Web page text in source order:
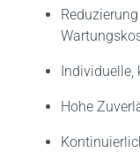
Individuelle,
Hohe